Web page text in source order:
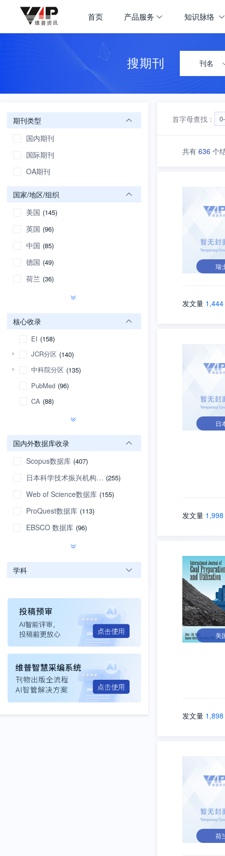
首页 产品服务 知识脉络
期刊大全 首页 学科导航
搜期刊 刊名
期刊类型
国内期刊
国际期刊
OA期刊
国家/地区/组织
美国 (145)
英国 (96)
中国 (85)
德国 (49)
荷兰 (36)
核心收录
EI (158)
JCR分区 (140)
中科院分区 (135)
PubMed (96)
CA (88)
国内外数据库收录
Scopus数据库 (407)
日本科学技术振兴机构数据库 (255)
Web of Science数据库 (155)
ProQuest数据库 (113)
EBSCO 数据库 (96)
学科
首字母查找：
共有 636 个
瑞
发文量 1,444
日
发文量 1,998
美
发文量 1,898
荷